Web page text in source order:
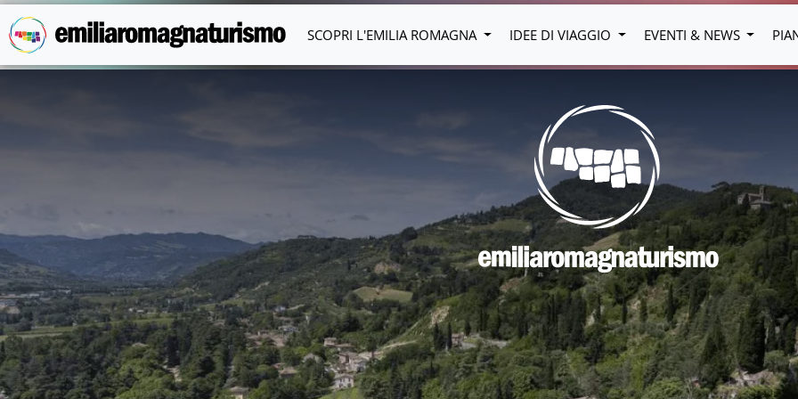
Vai al contenuto principale
SCOPRI L'EMILIA ROMAGNA IDEE DI VIAGGIO EVENTI & NEWS